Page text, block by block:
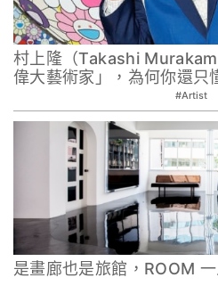
村上隆（Takashi
偉大藝術家」，為何你還只
#Artist
是畫廊也是旅館，ROOM